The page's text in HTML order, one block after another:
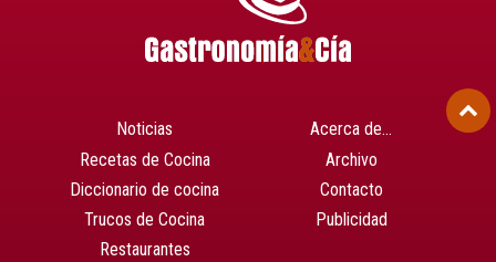
Noticias
Recetas de Cocina
Diccionario de cocina
Trucos de Cocina
Restaurantes
Acerca de…
Archivo
Contacto
Publicidad